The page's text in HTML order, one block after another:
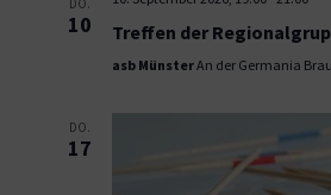
DO.
10 Treffen der
asb MünsterAn der Germania
DO.
17